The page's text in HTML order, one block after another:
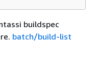
buildspec
batch/build-list